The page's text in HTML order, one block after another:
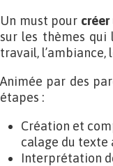
Un must pour
sur les thèmes qui
travail, l’ambiance,
Animée par des
étapes :
Création et
calage du texte
Interprétation